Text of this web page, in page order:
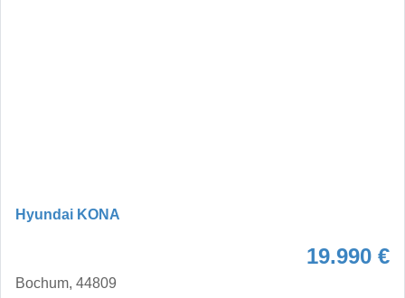
Hyundai KONA
19.990 €
Bochum, 44809